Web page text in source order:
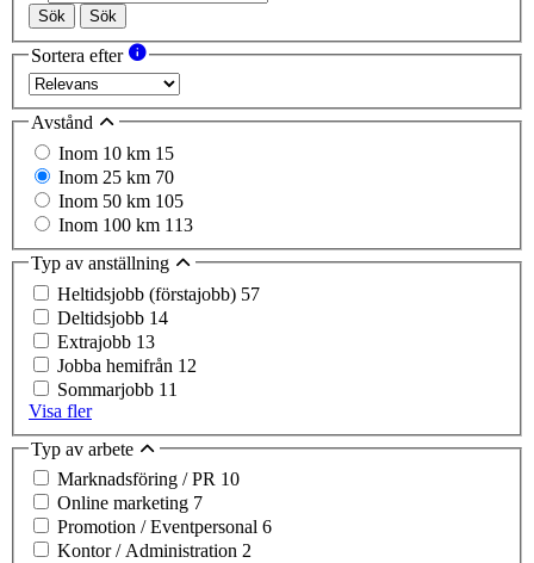
Sök Sök
Sortera efter
Avstånd
Inom 10 km 15
Inom 25 km 70
Inom 50 km 105
Inom 100 km 113
Typ av anställning
Heltidsjobb (förstajobb) 57
Deltidsjobb 14
Extrajobb 13
Jobba hemifrån 12
Sommarjobb 11
Visa fler
Typ av arbete
Marknadsföring / PR 10
Online marketing 7
Promotion / Eventpersonal 6
Kontor / Administration 2